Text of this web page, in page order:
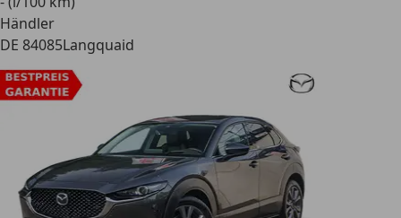
Händler
DE 84085Langquaid